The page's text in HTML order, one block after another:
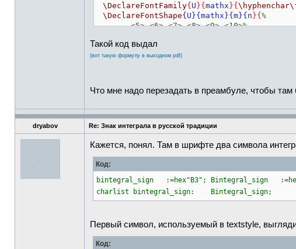
\DeclareFontFamily{ U }{ mathx }{ \hyphenchar
\DeclareFontShape{U}{mathx}{m}{n }{ %
<5> <6> <7> <8> <9> <10>%
mathx10
}{}
\DeclareMathSymbol {\intop} { 1}{ mathx }{
\DeclareMathSymbol{\iintop} {1}{mathx}{
\def\iint{\iintop}
\let\iiintop=\undefined
\DeclareMathSymbol{\iiintop
%\def\iiintop{\intop\mkern-
\def
\
\ointop
\undefined
\DeclareMathSymbol {\ointop} { 1}{mathx }{
\def\oint{\ointop}
\def\oiint{\oiintop}
\def\int{\intop}%
Такой код выдал
(вот такую формулу в выходном pdf)
Что мне надо перезадать в преамбуле, чтобы
dryabov Re: Знак интеграла в русской традиции
Кажется, понял. Там в шрифте два символа
Код:
bintegral_sign :=hex"B3"; Bintegral_sign
charlist bintegral_sign: Bintegral_sign;
Первый символ, используемый в textstyle,
Код: